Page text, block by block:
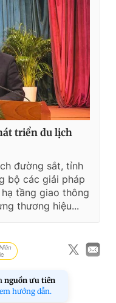
triển du lịch
đường sắt, tỉnh
bộ các giải pháp
tầng giao thông
thương hiệu...
nguồn ưu tiên
hướng dẫn.